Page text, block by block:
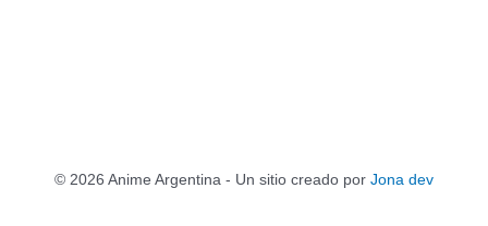
© 2026 Anime Argentina - Un sitio creado por Jona dev